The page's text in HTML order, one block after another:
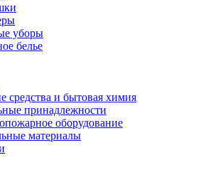
уборы
белье
и бытовая химия
принадлежности
оборудование
материалы